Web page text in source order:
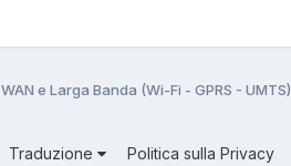
WAN e Larga Banda (Wi-Fi - GPRS - UMTS)
Traduzione Politica sulla Privacy